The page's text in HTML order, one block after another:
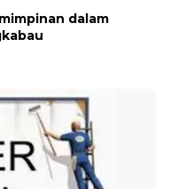
dalam